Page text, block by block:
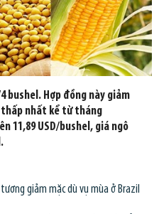
bushel. Hợp đồng này giảm
thấp nhất kể từ tháng
11,89 USD/bushel, giá ngô
giảm mặc dù vụ mùa ở Brazil